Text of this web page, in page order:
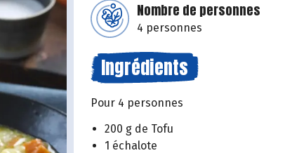
Nombre de personnes
4 personnes
Ingrédients
Pour 4 personnes
200 g de Tofu
1 échalote